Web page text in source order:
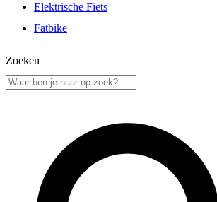
Elektrische Fiets
Fatbike
Zoeken